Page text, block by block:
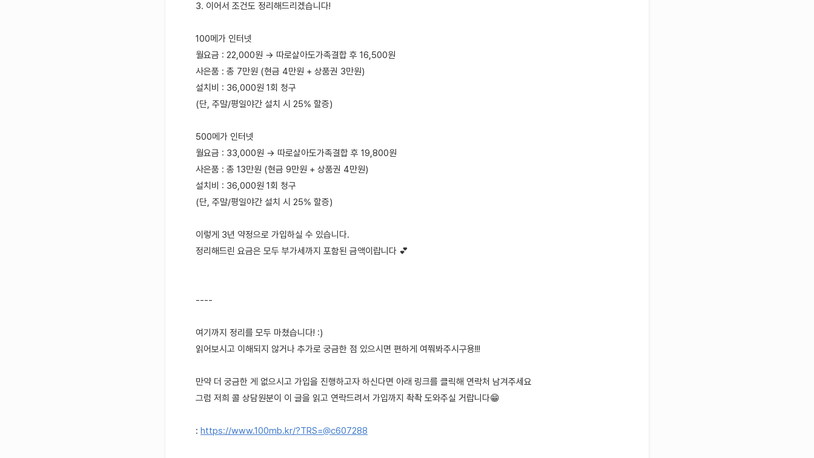
3. 이어서 조건도 정리해드리겠습니다!
100메가 인터넷
월요금 : 22,000원 → 따로살아도가족결합 후 16,500원
사은품 : 총 7만원 (현금 4만원 + 상품권 3만원)
설치비 : 36,000원 1회 청구
(단, 주말/평일야간 설치 시 25% 할증)
500메가 인터넷
월요금 : 33,000원 → 따로살아도가족결합 후 19,800원
사은품 : 총 13만원 (현금 9만원 + 상품권 4만원)
설치비 : 36,000원 1회 청구
(단, 주말/평일야간 설치 시 25% 할증)
이렇게 3년 약정으로 가입하실 수 있습니다.
정리해드린 요금은 모두 부가세까지 포함된 금액이랍니다 💕
----
여기까지 정리를 모두 마쳤습니다! :)
읽어보시고 이해되지 않거나 추가로 궁금한 점 있으시면 편하게 여쭤봐주시구용!!!
만약 더 궁금한 게 없으시고 가입을 진행하고자 하신다면 아래 링크를 클릭해 연락처 남겨주세요
그럼 저희 콜 상담원분이 이 글을 읽고 연락드려서 가입까지 촥촥 도와주실 거랍니다😁
: https://www.100mb.kr/?TRS=@c607288